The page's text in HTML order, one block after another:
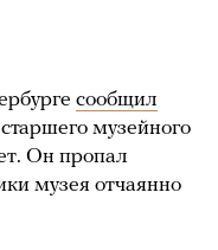
сообщил
музейного
Он пропал
музея отчаянно